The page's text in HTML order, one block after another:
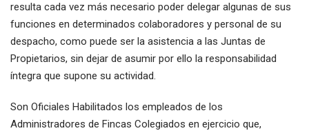
resulta cada vez más necesario poder delegar algunas de sus
funciones en determinados colaboradores y personal de su
despacho, como puede ser la asistencia a las Juntas de
Propietarios, sin dejar de asumir por ello la responsabilidad
íntegra que supone su actividad.
Son Oficiales Habilitados los empleados de los
Administradores de Fincas Colegiados en ejercicio que,